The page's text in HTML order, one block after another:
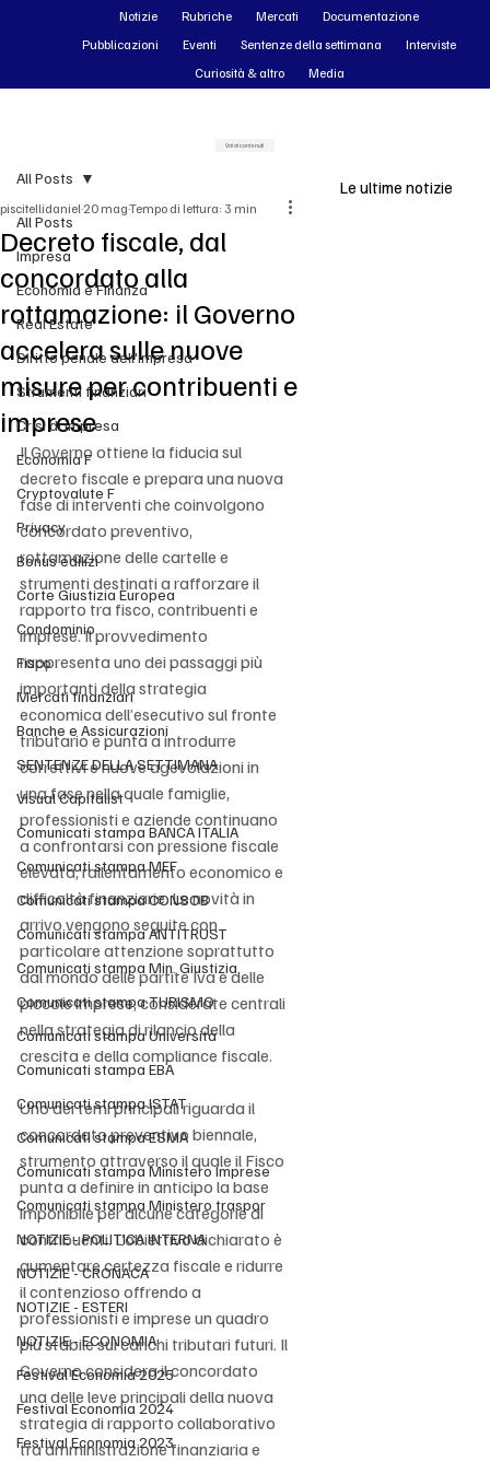
All Posts
Impresa
Economia e Finanza
Real Estate
Diritto penale dell'impresa
Strumenti finanziari
Crisi di impresa
Economia F
Cryptovalute F
Privacy
Bonus edilizi
Corte Giustizia Europea
Condominio
Fisco
Mercati finanziari
Banche e Assicurazioni
SENTENZE DELLA SETTIMANA
Visual Capitalist
Comunicati stampa BANCA ITALIA
Comunicati stampa MEF
Comunicati stampa CONSOB
Comunicati stampa ANTITRUST
Comunicati stampa Min. Giustizia
Comunicati stampa TURISMO
Comunicati stampa Università
Comunicati stampa EBA
Comunicati stampa ISTAT
Comunicati stampa ESMA
Comunicati stampa Ministero Imprese
Comunicati stampa Ministero traspor
NOTIZIE - POLITICA INTERNA
NOTIZIE - CRONACA
NOTIZIE - ESTERI
NOTIZIE - ECONOMIA
Festival Economia 2025
Festival Economia 2024
Festival Economia 2023
All Posts
Decreto fiscale, dal
concordato alla
rottamazione: il Governo
accelera sulle nuove
misure per contribuenti e
imprese
piscitellidaniel 20 magTempo di lettura: 3 min
Il Governo ottiene la fiducia sul
decreto fiscale e prepara una nuova
fase di interventi che coinvolgono
concordato preventivo,
rottamazione delle cartelle e
strumenti destinati a rafforzare il
rapporto tra fisco, contribuenti e
imprese. Il provvedimento
rappresenta uno dei passaggi più
importanti della strategia
economica dell’esecutivo sul fronte
tributario e punta a introdurre
correttivi e nuove agevolazioni in
una fase nella quale famiglie,
professionisti e aziende continuano
a confrontarsi con pressione fiscale
elevata, rallentamento economico e
difficoltà finanziarie. Le novità in
arrivo vengono seguite con
particolare attenzione soprattutto
dal mondo delle partite Iva e delle
piccole imprese, considerate centrali
nella strategia di rilancio della
crescita e della compliance fiscale.
Uno dei temi principali riguarda il
concordato preventivo biennale,
strumento attraverso il quale il Fisco
punta a definire in anticipo la base
imponibile per alcune categorie di
contribuenti. L’obiettivo dichiarato è
aumentare certezza fiscale e ridurre
il contenzioso offrendo a
professionisti e imprese un quadro
più stabile sui carichi tributari futuri. Il
Governo considera il concordato
una delle leve principali della nuova
strategia di rapporto collaborativo
tra amministrazione finanziaria e
Le ultime notizie
Notizie Rubriche Mercati
Documentazione
Pubblicazioni
Eventi Sentenze della settimana
Interviste
Curiosità & altro
Media
Vai ai contenuti